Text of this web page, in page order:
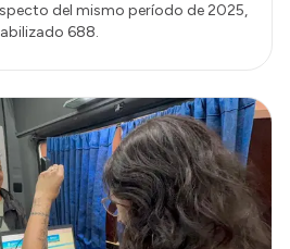
del mismo período de 2025,
688.